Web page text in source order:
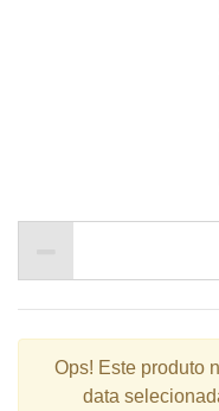
Ops! Este produto
data